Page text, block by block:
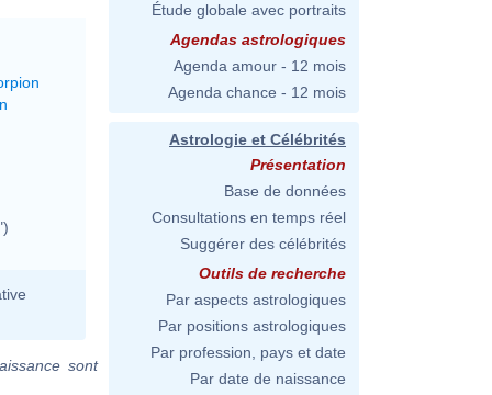
sont
Étude globale avec portraits
Agendas astrologiques
Agenda amour - 12 mois
Agenda chance - 12 mois
Astrologie et Célébrités
Présentation
Base de données
Consultations en temps réel
Suggérer des célébrités
Outils de recherche
Par aspects astrologiques
Par positions astrologiques
Par profession, pays et date
Par date de naissance